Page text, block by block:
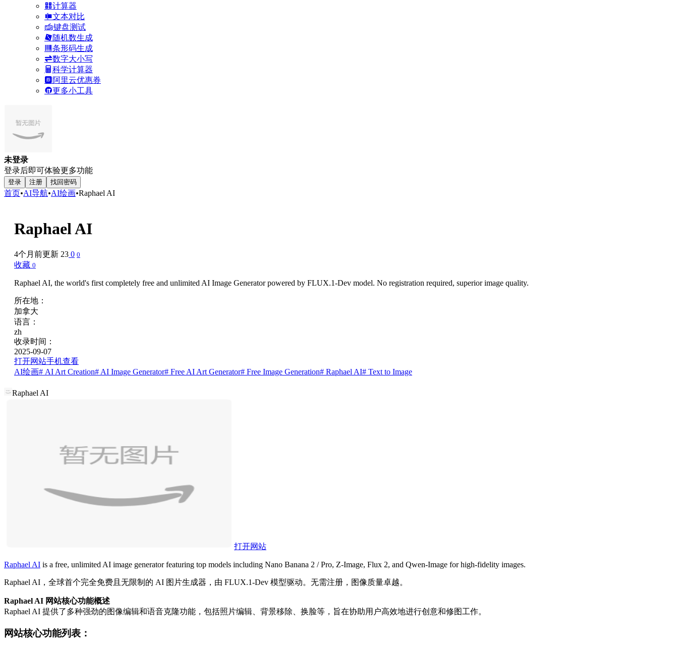
计算器
文本对比
键盘测试
随机数生成
条形码生成
数字大小写
科学计算器
阿里云优惠券
更多小工具
未登录
登录后即可体验更多功能
登录 注册 找回密码
首页•AI导航•AI绘画•Raphael AI
Raphael AI
4个月前更新 23 0 0
收藏 0
Raphael AI, the world's first completely free and unlimited AI Image Generator powered by FLUX.1-Dev model. No registration required, superior image quality.
所在地：
加拿大
语言：
zh
收录时间：
2025-09-07
打开网站手机查看
AI绘画# AI Art Creation# AI Image Generator# Free AI Art Generator# Free Image Generation# Raphael AI# Text to Image
Raphael AI
打开网站
Raphael AI is a free, unlimited AI image generator featuring top models including Nano Banana 2 / Pro, Z-Image, Flux 2, and Qwen-Image for high-fidelity images.
Raphael AI，全球首个完全免费且无限制的 AI 图片生成器，由 FLUX.1-Dev 模型驱动。无需注册，图像质量卓越。
Raphael AI 网站核心功能概述
Raphael AI 提供了多种强劲的图像编辑和语音克隆功能，包括照片编辑、背景移除、换脸等，旨在协助用户高效地进行创意和修图工作。
网站核心功能列表：